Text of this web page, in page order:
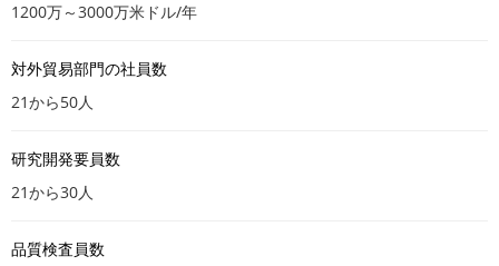
1200万～3000万米ドル/年
対外貿易部門の社員数
21から50人
研究開発要員数
21から30人
品質検査員数